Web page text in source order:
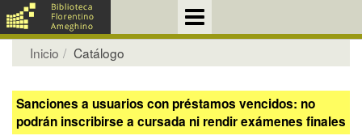
Inicio Catálogo
Sanciones a usuarios con préstamos vencidos: no
podrán inscribirse a cursada ni rendir exámenes finales